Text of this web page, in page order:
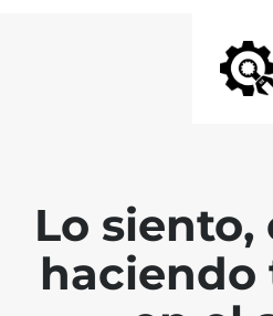
Lo siento,
haciendo